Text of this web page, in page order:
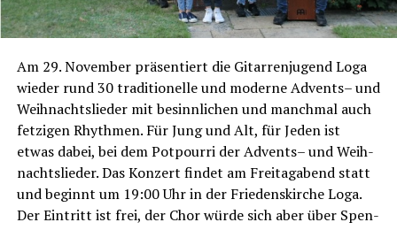
Am 29. Novem­ber prä­sen­tiert die Gitarren­ju­gend Loga
wie­der rund 30 tra­di­tio­nel­le und moder­ne Advents– und
Weih­nachts­lie­der mit besinn­li­chen und manch­mal auch
fet­zi­gen Rhyth­men. Für Jung und Alt, für Jeden ist
etwas dabei, bei dem Pot­pour­ri der Advents– und Weih­
nachts­lie­der. Das Kon­zert fin­det am Frei­tag­abend statt
und beginnt um 19:00 Uhr in der Frie­dens­kir­che Loga.
Der Ein­tritt ist frei, der Chor wür­de sich aber über Spen­